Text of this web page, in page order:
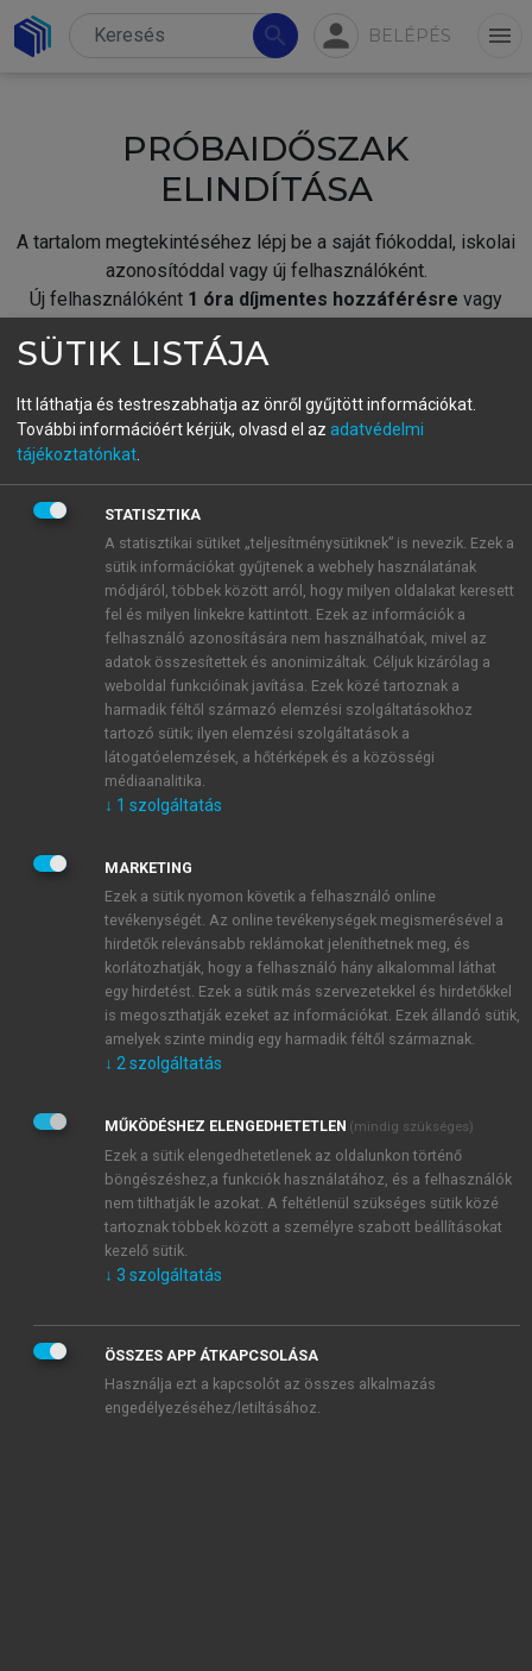
search person BELÉPÉS menu
PRÓBAIDŐSZAK
ELINDÍTÁSA
A tartalom megtekintéséhez lépj be a saját fiókoddal, iskolai
azonosítóddal vagy új felhasználóként.
Új felhasználóként 1 óra díjmentes hozzáférésre vagy
fiókoddal,vagy hozz létre új fiókot.
A regisztráció után apróbaidőszakautomatikusan
BELÉPÉS SAJÁT FIÓKKAL
ÚJ FIÓK LÉTREHOZÁSA
1 óra díjmentes hozzáférés
E-MAIL-CÍM
JELSZÓ
JELSZÓ ÚJRA
Kérek értesítést a MeRSZ újdonságairól, akcióiról.
Kérek értesítést az Akadémiai Kiadó Zrt. újdonságairól,
Adatkezelési tájékoztatóbanfoglaltakat tudomásul
veszem és elfogadom.
Általános vásárlási feltételeket, valamint a szotar.netés a
mersz.huoldalak licencszerződéseiben foglaltakat
tudomásul veszem és elfogadom.
KIPRÓBÁLOM
SÜTIK LISTÁJA
Itt láthatja és testreszabhatja az önről gyűjtött információkat.
További információért kérjük, olvasd el az adatvédelmi
tájékoztatónkat
STATISZTIKA
A statisztikai sütiket „teljesítménysütiknek” is nevezik. Ezek a
sütik információkat gyűjtenek a webhely használatának
módjáról, többek között arról, hogy milyen oldalakat keresett
fel és milyen linkekre kattintott. Ezek az információk a
felhasználó azonosítására nem használhatóak, mivel az
adatok összesítettek és anonimizáltak. Céljuk kizárólag a
weboldal funkcióinak javítása. Ezek közé tartoznak a
harmadik féltől származó elemzési szolgáltatásokhoz
tartozó sütik; ilyen elemzési szolgáltatások a
látogatóelemzések, a hőtérképek és a közösségi
médiaanalitika.
↓ 1 szolgáltatás
MARKETING
Ezek a sütik nyomon követik a felhasználó online
tevékenységét. Az online tevékenységek megismerésével a
hirdetők relevánsabb reklámokat jeleníthetnek meg, és
korlátozhatják, hogy a felhasználó hány alkalommal láthat
egy hirdetést. Ezek a sütik más szervezetekkel és hirdetőkkel
is megoszthatják ezeket az információkat. Ezek állandó sütik,
amelyek szinte mindig egy harmadik féltől származnak.
↓ 2 szolgáltatás
MŰKÖDÉSHEZ ELENGEDHETETLEN (mindig szükséges)
Ezek a sütik elengedhetetlenek az oldalunkon történő
böngészéshez,a funkciók használatához, és a felhasználók
nem tilthatják le azokat. A feltétlenül szükséges sütik közé
tartoznak többek között a személyre szabott beállításokat
kezelő sütik.
↓ 3 szolgáltatás
ÖSSZES APP ÁTKAPCSOLÁSA
Használja ezt a kapcsolót az összes alkalmazás
engedélyezéséhez/letiltásához.